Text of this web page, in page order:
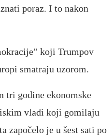
poraz. I to nakon
koji Trumpov
smatraju uzorom.
tri godine ekonomske
vladi koji gomilaju
započelo je u šest sati po